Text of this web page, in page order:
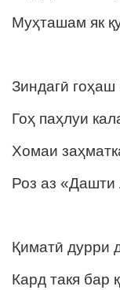
Муҳташам як
Зиндагӣ гоҳаш
Гоҳ паҳлуи
Хомаи
Роз аз «Дашти
Қиматӣ дурри
Кард такя бар